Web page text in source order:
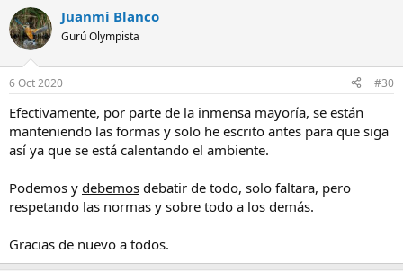
Juanmi Blanco
Gurú Olympista
6 Oct 2020 #30
Efectivamente, por parte de la inmensa mayoría, se están
manteniendo las formas y solo he escrito antes para que siga
así ya que se está calentando el ambiente.
Podemos y debemos debatir de todo, solo faltara, pero
respetando las normas y sobre todo a los demás.
Gracias de nuevo a todos.